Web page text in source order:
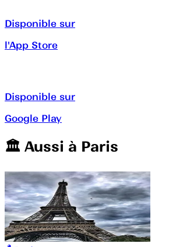
Disponible sur
l'App Store
Disponible sur
Google Play
🏛️️ Aussi à Paris